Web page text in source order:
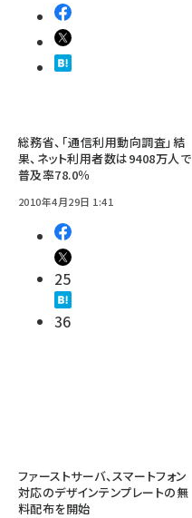
総務省、「通信利用動向調査」結
果、ネット利用者数は9408万人で
普及率78.0％
2010年4月29日 1:41
25
36
ファーストサーバ、スマートフォン
対応のデザインテンプレートの無
料配布を開始